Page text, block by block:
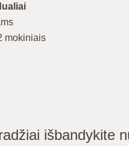
mokiniais
išbandykite